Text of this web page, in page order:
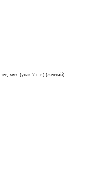
муз. (упак.7 шт.) (желтый)